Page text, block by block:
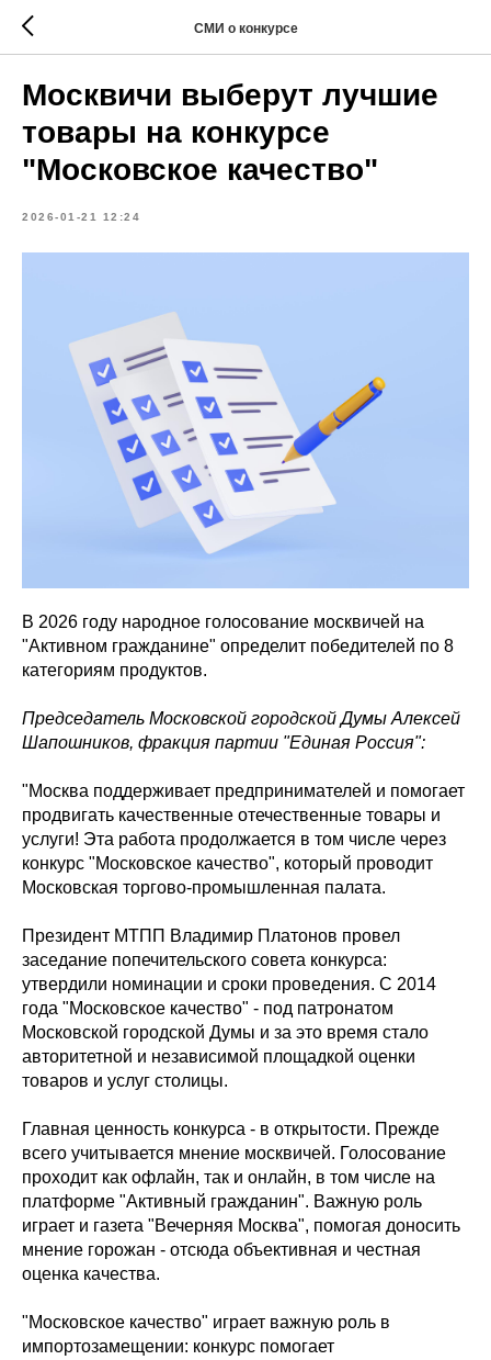
СМИ о конкурсе
Москвичи выберут лучшие
товары на конкурсе
"Московское качество"
2026-01-21 12:24
В 2026 году народное голосование москвичей на
"Активном гражданине" определит победителей по 8
категориям продуктов.
Председатель Московской городской Думы Алексей
Шапошников, фракция партии "Единая Россия":
"Москва поддерживает предпринимателей и помогает
продвигать качественные отечественные товары и
услуги! Эта работа продолжается в том числе через
конкурс "Московское качество", который проводит
Московская торгово-промышленная палата.
Президент МТПП Владимир Платонов провел
заседание попечительского совета конкурса:
утвердили номинации и сроки проведения. С 2014
года "Московское качество" - под патронатом
Московской городской Думы и за это время стало
авторитетной и независимой площадкой оценки
товаров и услуг столицы.
Главная ценность конкурса - в открытости. Прежде
всего учитывается мнение москвичей. Голосование
проходит как офлайн, так и онлайн, в том числе на
платформе "Активный гражданин". Важную роль
играет и газета "Вечерняя Москва", помогая доносить
мнение горожан - отсюда объективная и честная
оценка качества.
"Московское качество" играет важную роль в
импортозамещении: конкурс помогает